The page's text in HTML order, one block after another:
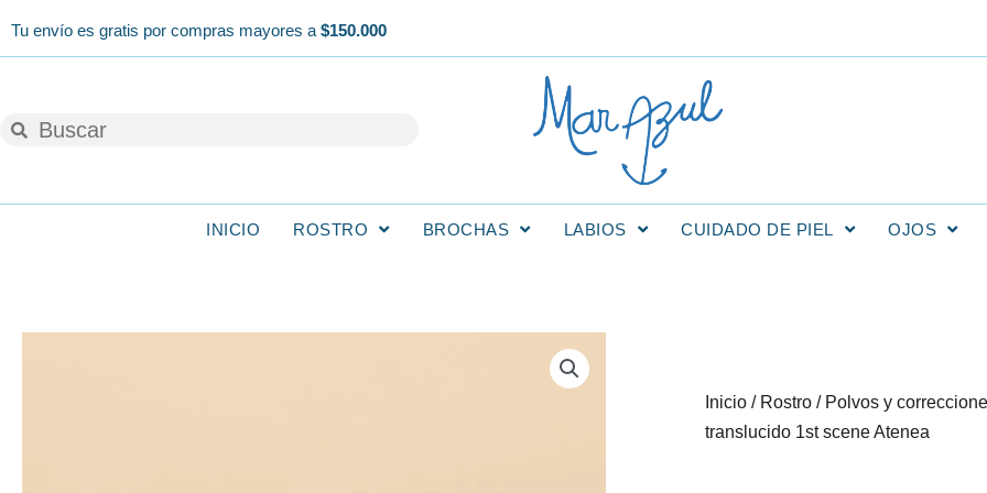
Tu envío es gratis por compras mayores a $150.000
BuscarBuscar
INICIO ROSTRO BROCHAS LABIOS CUIDADO DE PIEL OJOS
Inicio / Rostro / Polvos y
translucido 1st scene Atenea